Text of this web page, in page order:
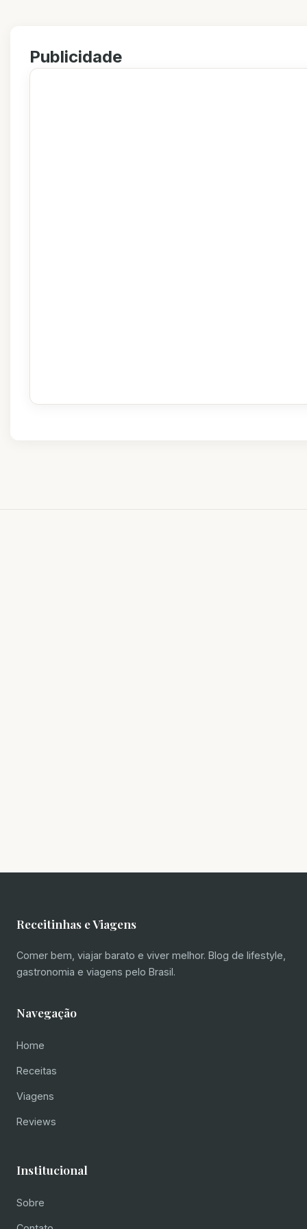
Publicidade
Receitinhas e Viagens
Comer bem, viajar barato e viver melhor. Blog de lifestyle,
gastronomia e viagens pelo Brasil.
Navegação
Home
Receitas
Viagens
Reviews
Institucional
Sobre